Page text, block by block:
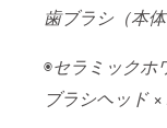
歯ブラシ（本
◉セラミック
ブラシヘッド ×